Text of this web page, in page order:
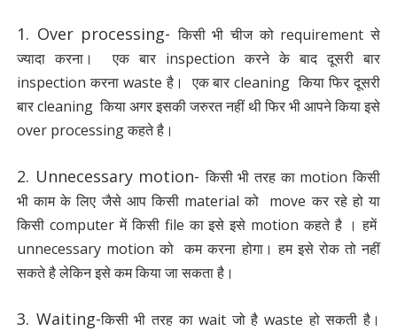
1. Over processing-किसी भी चीज को requirement से
ज्यादा करना। एक बार inspection करने के बाद दूसरी बार
inspection करना waste है। एक बार cleaning किया फिर दूसरी
बार cleaning किया अगर इसकी जरुरत नहीं थी फिर भी आपने किया इसे
over processing कहते है।
2. Unnecessary motion-किसी भी तरह का motion किसी
भी काम के लिए जैसे आप किसी material को move कर रहे हो या
किसी computer में किसी file का इसे इसे motion कहते है । हमें
unnecessary motion को कम करना होगा। हम इसे रोक तो नहीं
सकते है लेकिन इसे कम किया जा सकता है।
3. Waiting-किसी भी तरह का wait जो है waste हो सकती है।